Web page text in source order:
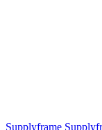
Supplyframe